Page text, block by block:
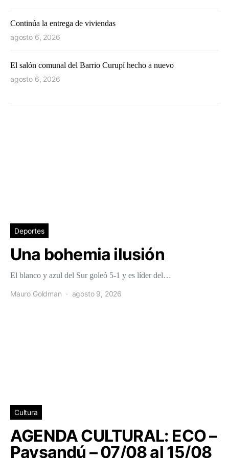
Continúa la entrega de viviendas
agosto 6, 2026
El salón comunal del Barrio Curupí hecho a nuevo
agosto 6, 2026
Deportes
Una bohemia ilusión
El blanco y azul del Sur goleó 5-1 y es líder del…
Mauro Goldman agosto 9, 2026
Cultura
AGENDA CULTURAL: ECO –
Paysandú – 07/08 al 15/08